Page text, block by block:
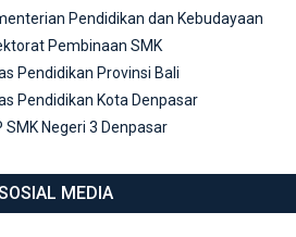
Pendidikan dan Kebudayaan
Pembinaan SMK
Pendidikan Provinsi Bali
Pendidikan Kota Denpasar
SMK Negeri 3 Denpasar
MEDIA